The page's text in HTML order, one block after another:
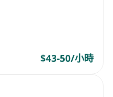
$43-50/小時